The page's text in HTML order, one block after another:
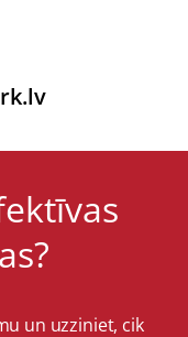
un uzziniet, cik